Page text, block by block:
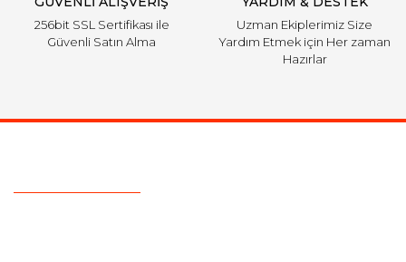
256bit SSL Sertifikası ile
Güvenli Satın Alma
Uzman Ekiplerimiz Size
Yardım Etmek için Her zaman
Hazırlar